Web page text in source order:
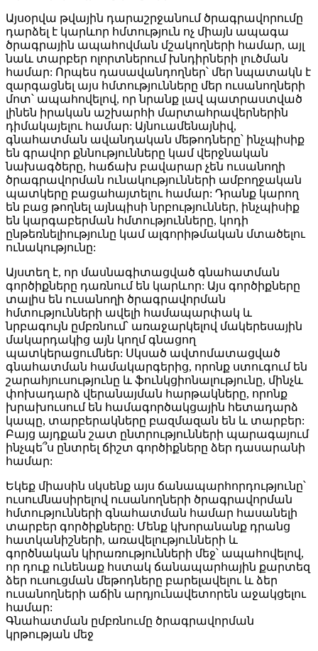
Այսօրվա թվային դարաշրջանում ծրագրավորումը
դարձել է կարևոր հմտություն ոչ միայն ապագա
ծրագրային ապահովման մշակողների համար, այլ
նաև տարբեր ոլորտներում խնդիրների լուծման
համար: Որպես դասավանդողներ՝ մեր նպատակն է
զարգացնել այս հմտությունները մեր ուսանողների
մոտ՝ ապահովելով, որ նրանք լավ պատրաստված
լինեն իրական աշխարհի մարտահրավերներին
դիմակայելու համար: Այնուամենայնիվ,
գնահատման ավանդական մեթոդները՝ ինչպիսիք
են գրավոր քննությունները կամ վերջնական
նախագծերը, հաճախ բավարար չեն ուսանողի
ծրագրավորման ունակությունների ամբողջական
պատկերը բացահայտելու համար: Դրանք կարող
են բաց թողնել այնպիսի նրբություններ, ինչպիսիք
են կարգաբերման հմտությունները, կոդի
ընթեռնելիությունը կամ ալգորիթմական մտածելու
ունակությունը:
Այստեղ է, որ մասնագիտացված գնահատման
գործիքները դառնում են կարևոր: Այս գործիքները
տալիս են ուսանողի ծրագրավորման
հմտությունների ավելի համապարփակ և
նրբագույն ըմբռնում՝ առաջարկելով մակերեսային
մակարդակից այն կողմ գնացող
պատկերացումներ: Սկսած ավտոմատացված
գնահատման համակարգերից, որոնք ստուգում են
շարահյուսությունը և ֆունկցիոնալությունը, մինչև
փոխադարձ վերանայման հարթակները, որոնք
խրախուսում են համագործակցային հետադարձ
կապը, տարբերակները բազմազան են և տարբեր:
Բայց այդքան շատ ընտրությունների պարագայում
ինչպե՞ս ընտրել ճիշտ գործիքները ձեր դասարանի
համար:
Եկեք միասին սկսենք այս ճանապարհորդությունը՝
ուսումնասիրելով ուսանողների ծրագրավորման
հմտությունների գնահատման համար հասանելի
տարբեր գործիքները: Մենք կխորանանք դրանց
հատկանիշների, առավելությունների և
գործնական կիրառությունների մեջ՝ ապահովելով,
որ դուք ունենաք հստակ ճանապարհային քարտեզ
ձեր ուսուցման մեթոդները բարելավելու և ձեր
ուսանողների աճին արդյունավետորեն աջակցելու
համար:
Գնահատման ըմբռնումը ծրագրավորման
կրթության մեջ